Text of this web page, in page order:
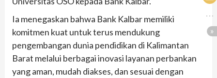
Ia menegaskan bahwa Bank Kalbar memiliki
komitmen kuat untuk terus mendukung
pengembangan dunia pendidikan di Kalimantan
Barat melalui berbagai inovasi layanan perbankan
yang aman, mudah diakses, dan sesuai dengan